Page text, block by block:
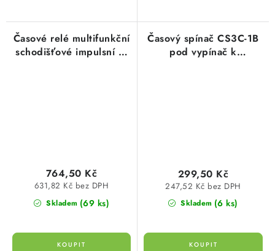
Časové relé multifunkční
schodišťové impulsní 6-
Skladem (69 ks)
631,82 Kč bez DPH
764,50 Kč
Časový spínač CS3C-1B
pod vypínač k
Skladem (6 ks)
247,52 Kč bez DPH
299,50 Kč